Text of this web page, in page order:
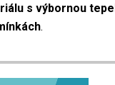
s výbornou
.